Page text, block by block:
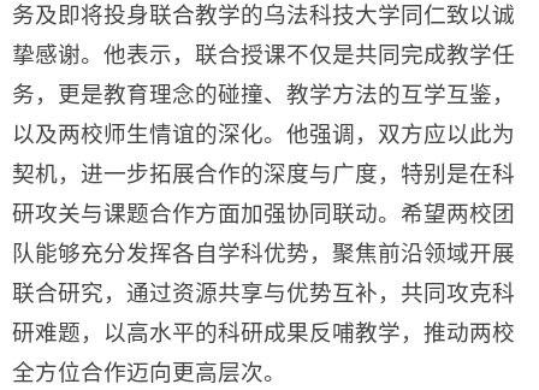
务及即将投身联合教学的乌法科技大学同仁致以诚
挚感谢。他表示，联合授课不仅是共同完成教学任
务，更是教育理念的碰撞、教学方法的互学互鉴，
以及两校师生情谊的深化。他强调，双方应以此为
契机，进一步拓展合作的深度与广度，特别是在科
研攻关与课题合作方面加强协同联动。希望两校团
队能够充分发挥各自学科优势，聚焦前沿领域开展
联合研究，通过资源共享与优势互补，共同攻克科
研难题，以高水平的科研成果反哺教学，推动两校
全方位合作迈向更高层次。